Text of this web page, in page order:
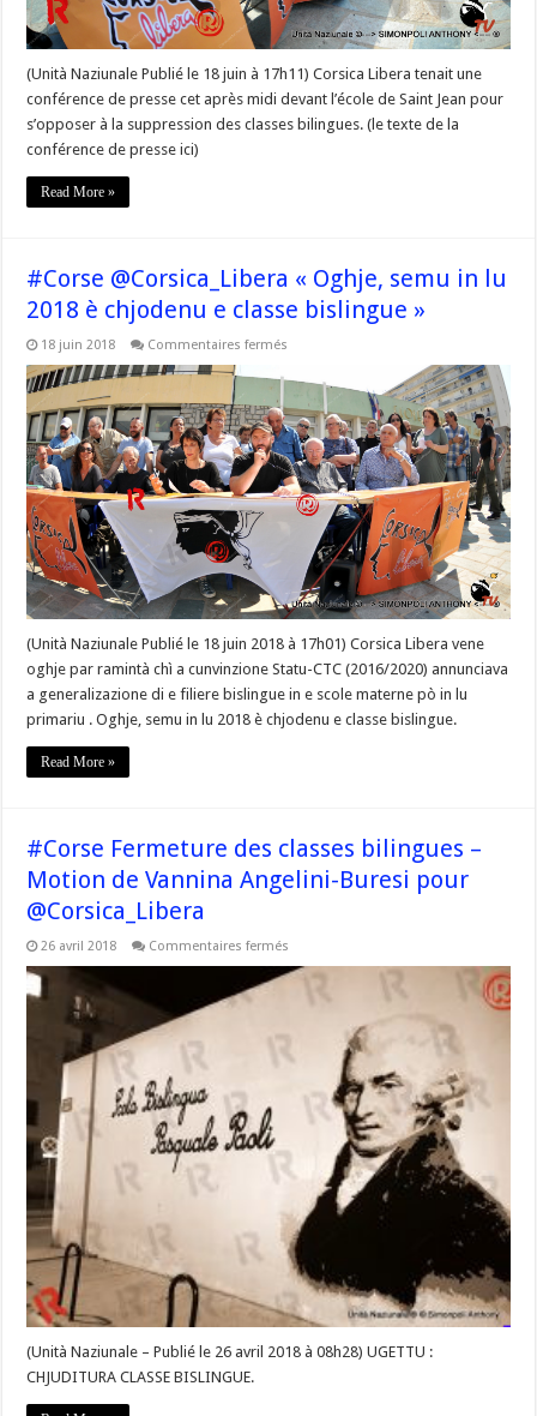
(Unità Naziunale Publié le 18 juin à 17h11) Corsica Libera tenait une
conférence de presse cet après midi devant l’école de Saint Jean pour
s’opposer à la suppression des classes bilingues. (le texte de la
conférence de presse ici)
Read More »
#Corse @Corsica_Libera « Oghje, semu in lu
2018 è chjodenu e classe bislingue »
18 juin 2018 Commentaires fermés
« Oghje,
semu
in
lu
2018
è
chjodenu
e
classe
bislingue »
(Unità Naziunale Publié le 18 juin 2018 à 17h01) Corsica Libera vene
oghje par ramintà chì a cunvinzione Statu-CTC (2016/2020) annunciava
a generalizazione di e filiere bislingue in e scole materne pò in lu
primariu . Oghje, semu in lu 2018 è chjodenu e classe bislingue.
Read More »
#Corse Fermeture des classes bilingues –
Motion de Vannina Angelini-Buresi pour
@Corsica_Libera
26 avril 2018 Commentaires fermés
Fermeture
classes
Vannina
Angelini-
Buresi
@Corsica_Libera
(Unità Naziunale – Publié le 26 avril 2018 à 08h28) UGETTU :
CHJUDITURA CLASSE BISLINGUE.